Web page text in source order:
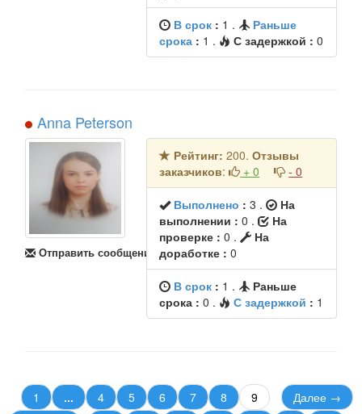
В срок : 1 .
Раньше
срока : 1 . С задержкой :0
Anna Peterson
Отправить сообщение
Рейтинг:200.Отзывы
заказчиков: + 0 - 0
Выполнено :3 .
На
выполнении :0 .
На
проверке :0 .
На
доработке :0
В срок : 1 .
Раньше
срока :0 . С задержкой : 1
Далее →
1 ... 4 5 6 7 8
9